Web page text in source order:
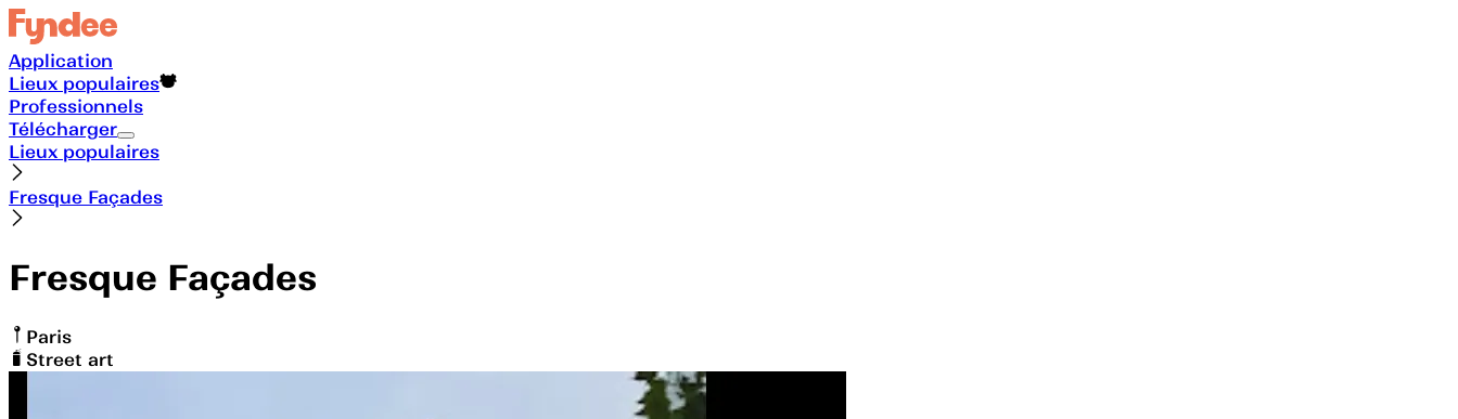
Application
Lieux populaires
Professionnels
Télécharger
Lieux populaires
Fresque Façades
Fresque Façades
Paris
Street art